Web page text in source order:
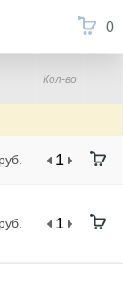
0
Кол-во